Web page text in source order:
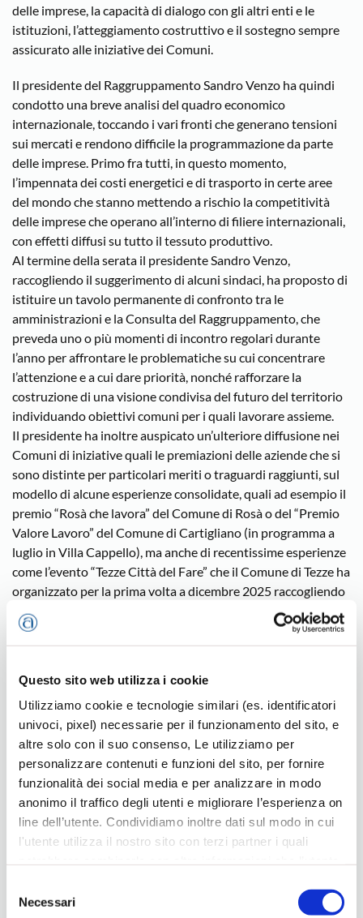
Questo sito web utilizza i cookie
Utilizziamo cookie e tecnologie similari (es. identificatori
univoci, pixel) necessarie per il funzionamento del sito, e
altre solo con il suo consenso, Le utilizziamo per
personalizzare contenuti e funzioni del sito, per fornire
funzionalità dei social media e per analizzare in modo
anonimo il traffico degli utenti e migliorare l’esperienza on
line dell’utente. Condividiamo inoltre dati sul modo in cui
l'utente utilizza il nostro sito con terzi partner i quali
loro servizi, per finalità pubblicitarie creando elenchi di
delNecessari
delle imprese, la capacità di dialogo con gli altri enti e le
istituzioni, l’atteggiamento costruttivo e il sostegno sempre
assicurato alle iniziative dei Comuni.
Il presidente del Raggruppamento Sandro Venzo ha quindi
condotto una breve analisi del quadro economico
internazionale, toccando i vari fronti che generano tensioni
sui mercati e rendono difficile la programmazione da parte
delle imprese. Primo fra tutti, in questo momento,
l’impennata dei costi energetici e di trasporto in certe aree
del mondo che stanno mettendo a rischio la competitività
delle imprese che operano all’interno di filiere internazionali,
con effetti diffusi su tutto il tessuto produttivo.
Al termine della serata il presidente Sandro Venzo,
raccogliendo il suggerimento di alcuni sindaci, ha proposto di
istituire un tavolo permanente di confronto tra le
amministrazioni e la Consulta del Raggruppamento, che
preveda uno o più momenti di incontro regolari durante
l’anno per affrontare le problematiche su cui concentrare
l’attenzione e a cui dare priorità, nonché rafforzare la
costruzione di una visione condivisa del futuro del territorio
individuando obiettivi comuni per i quali lavorare assieme.
Il presidente ha inoltre auspicato un’ulteriore diffusione nei
Comuni di iniziative quali le premiazioni delle aziende che si
sono distinte per particolari meriti o traguardi raggiunti, sul
modello di alcune esperienze consolidate, quali ad esempio il
premio “Rosà che lavora” del Comune di Rosà o del “Premio
Valore Lavoro” del Comune di Cartigliano (in programma a
luglio in Villa Cappello), ma anche di recentissime esperienze
come l’evento “Tezze Città del Fare” che il Comune di Tezze ha
organizzato per la prima volta a dicembre 2025 raccogliendo
un ottimo riscontro per aver dato ampio spazio, durante la
serata, a un buon numero di imprese di diversi settori.
copia del Bilancio Attività 2025 di Confartigianato Imprese
Vicenza reso disponibile nei primi giorni di giugno.
Per i diversi territori erano presenti gli amministratori dei
Comuni di Bassano del Grappa, Cartigliano, Cassola, Enego,
Mussolente, Pove del Grappa, Romano d’Ezzelino, Rosà,
Tezze sul Brenta, Valbrenta. Per Confartigianato hanno
partecipato i componenti della Consulta di Raggruppamento,
ovvero i presidenti comunali dei rispettivi comuni, oltre al
segretario e al vicesegretario del Raggruppamento.
Bassano del Grappa